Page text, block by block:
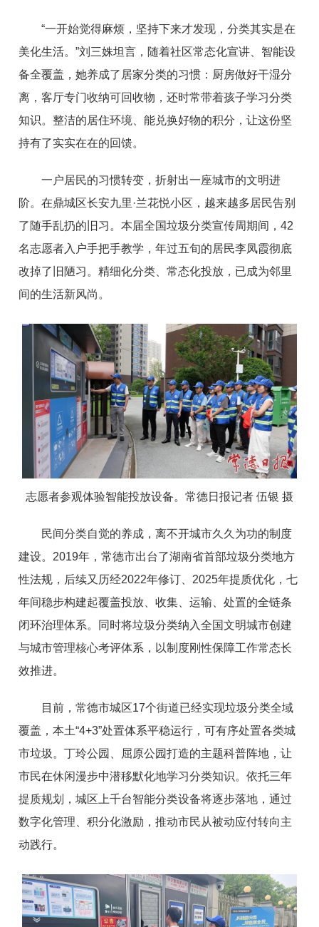
“一开始觉得麻烦，坚持下来才发现，分类其实是在
美化生活。”刘三姝坦言，随着社区常态化宣讲、智能设
备全覆盖，她养成了居家分类的习惯：厨房做好干湿分
离，客厅专门收纳可回收物，还时常带着孩子学习分类
知识。整洁的居住环境、能兑换好物的积分，让这份坚
持有了实实在在的回馈。
一户居民的习惯转变，折射出一座城市的文明进
阶。在鼎城区长安九里·兰花悦小区，越来越多居民告别
了随手乱扔的旧习。本届全国垃圾分类宣传周期间，42
名志愿者入户手把手教学，年过五旬的居民李凤霞彻底
改掉了旧陋习。精细化分类、常态化投放，已成为邻里
间的生活新风尚。
志愿者参观体验智能投放设备。常德日报记者 伍银 摄
民间分类自觉的养成，离不开城市久久为功的制度
建设。2019年，常德市出台了湖南省首部垃圾分类地方
性法规，后续又历经2022年修订、2025年提质优化，七
年间稳步构建起覆盖投放、收集、运输、处置的全链条
闭环治理体系。同时将垃圾分类纳入全国文明城市创建
与城市管理核心考评体系，以制度刚性保障工作常态长
效推进。
目前，常德市城区17个街道已经实现垃圾分类全域
覆盖，本土“4+3”处置体系平稳运行，可有序处置各类城
市垃圾。丁玲公园、屈原公园打造的主题科普阵地，让
市民在休闲漫步中潜移默化地学习分类知识。依托三年
提质规划，城区上千台智能分类设备将逐步落地，通过
数字化管理、积分化激励，推动市民从被动应付转向主
动践行。